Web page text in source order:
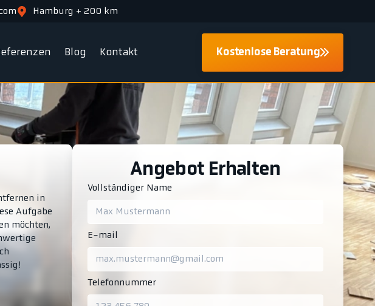
Hamburg + 200 km
Blog Kontakt Kostenlose Beratung
in
Aufgabe
möchten,
Angebot Erhalten
Vollständiger Name
E-mail
Telefonnummer